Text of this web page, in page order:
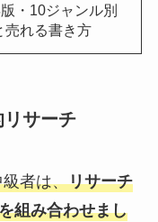
・10ジャンル別
売れる書き方
サーチ
者は、リサーチ
組み合わせまし